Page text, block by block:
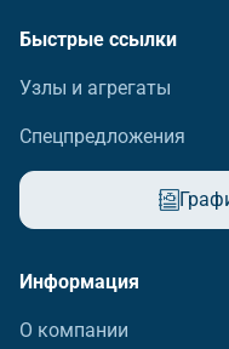
Быстрые ссылки
Узлы и агрегаты
Спецпредложения
Информация
О компании